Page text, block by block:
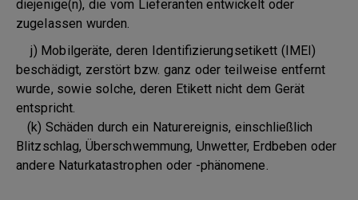
diejenige(n), die vom Lieferanten entwickelt oder
zugelassen wurden.
j) Mobilgeräte, deren Identifizierungsetikett (IMEI)
beschädigt, zerstört bzw. ganz oder teilweise entfernt
wurde, sowie solche, deren Etikett nicht dem Gerät
entspricht.
(k) Schäden durch ein Naturereignis, einschließlich
Blitzschlag, Überschwemmung, Unwetter, Erdbeben oder
andere Naturkatastrophen oder -phänomene.